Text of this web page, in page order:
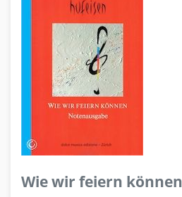
Wie wir feiern können